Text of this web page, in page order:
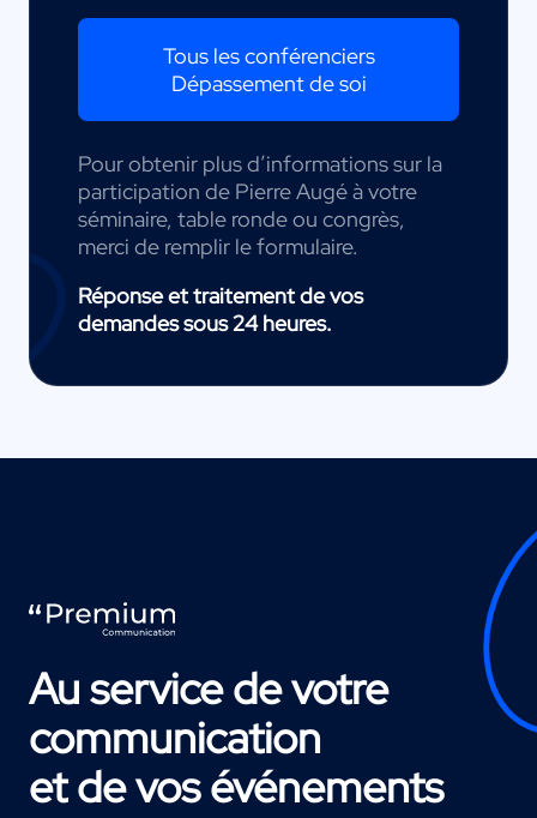
Tous les conférenciers
Dépassement de soi
Pour obtenir plus d’informations sur la
participation de Pierre Augé à votre
séminaire, table ronde ou congrès,
merci de remplir le formulaire.
Réponse et traitement de vos
demandes sous 24 heures.
Au service de votre
communication
et de vos événements